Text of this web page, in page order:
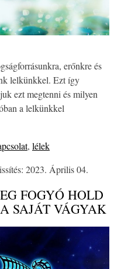
erőnkre és
lelkünkkel. Ezt így
ezt megtenni és milyen
a lelkünkkel
, lélek
2023. Április 04.
FOGYÓ HOLD
SAJÁT VÁGYAK